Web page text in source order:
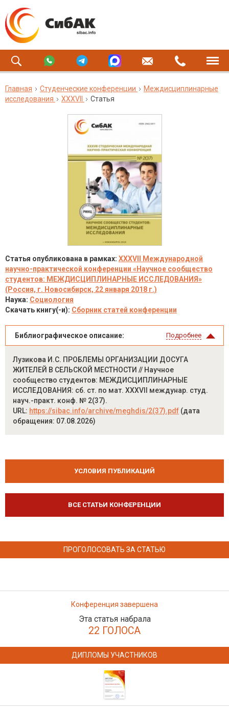
Главная Студенческие конференции
Междисциплинарные
исследования
XXXVII Статья
Статья опубликована в рамках: XXXVII Международной
научно-практической конференции «Научное сообщество
студентов: МЕЖДИСЦИПЛИНАРНЫЕ ИССЛЕДОВАНИЯ»
(Россия, г. Новосибирск, 22 января 2018 г.)
Наука: Социология
Скачать книгу(-и): Сборник статей конференции
Библиографическое описание: Подробнее
Лузикова И.С. ПРОБЛЕМЫ ОРГАНИЗАЦИИ ДОСУГА
ЖИТЕЛЕЙ В СЕЛЬСКОЙ МЕСТНОСТИ // Научное
сообщество студентов: МЕЖДИСЦИПЛИНАРНЫЕ
ИССЛЕДОВАНИЯ: сб. ст. по мат. XXXVII междунар. студ.
науч.-практ. конф. № 2(37).
URL: https://sibac.info/archive/meghdis/2(37).pdf (дата
обращения: 07.08.2026)
УСЛОВИЯ ПУБЛИКАЦИЙ
ВСЕ СТАТЬИ КОНФЕРЕНЦИИ
ПРОГОЛОСОВАТЬ ЗА СТАТЬЮ
Конференция завершена
Эта статья набрала
22 ГОЛОСА
ДИПЛОМЫ УЧАСТНИКОВ